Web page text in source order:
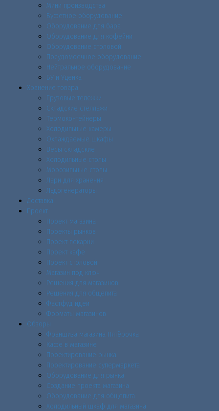
Мини производства
Буфетное оборудование
Оборудование для бара
Оборудование для кофейни
Оборудование столовой
Посудомоечное оборудование
Нейтральное оборудование
БУ и Уценка
Хранение товара
Грузовые тележки
Складские стеллажи
Термоконтейнеры
Холодильные камеры
Охлаждаемые шкафы
Весы складские
Холодильные столы
Морозильные столы
Лари для хранения
Льдогенераторы
Доставка
Проект
Проект магазина
Проекты рынков
Проект пекарни
Проект кафе
Проект столовой
Магазин под ключ
Решения для магазинов
Решения для общепита
Фастфуд идеи
Форматы магазинов
Обзоры
Франшиза магазина Пятёрочка
Кафе в магазине
Проектирование рынка
Проектирование супермаркета
Оборудование для рынка
Создание проекта магазина
Оборудование для общепита
Холодильный шкаф для магазина